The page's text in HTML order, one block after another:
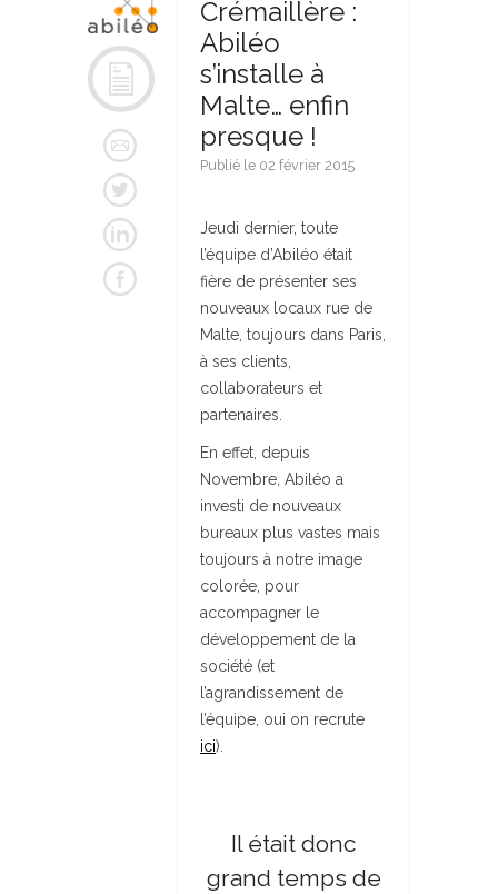
Crémaillère :
Abiléo
s’installe à
Malte… enfin
presque !
Publié le 02 février 2015
Jeudi dernier, toute
l’équipe d’Abiléo était
fière de présenter ses
nouveaux locaux rue de
Malte, toujours dans Paris,
à ses clients,
collaborateurs et
partenaires.
En effet, depuis
Novembre, Abiléo a
investi de nouveaux
bureaux plus vastes mais
toujours à notre image
colorée, pour
accompagner le
développement de la
société (et
l’agrandissement de
l’équipe, oui on recrute
ici).
Il était donc
grand temps de